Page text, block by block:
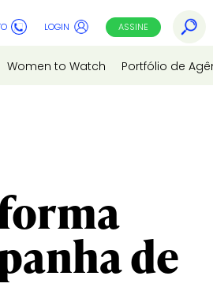
LOGIN ASSINE
Women to Watch Portfólio de
de